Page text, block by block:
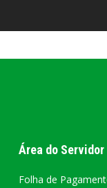
Área do Servidor
Folha de